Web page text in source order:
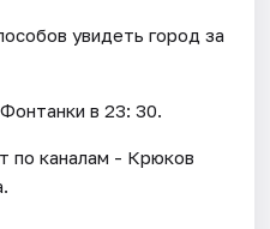
увидеть город за
в 23: 30.
по каналам - Крюков